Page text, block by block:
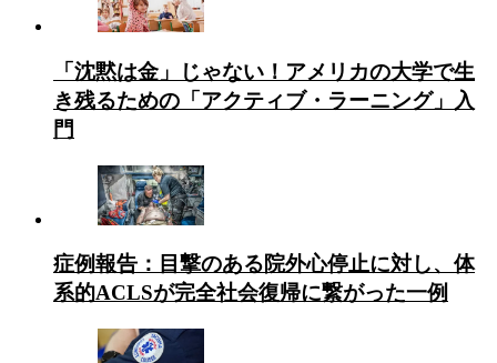
「沈黙は金」じゃない！アメリカの大学で生
き残るための「アクティブ・ラーニング」入
門
症例報告：目撃のある院外心停止に対し、体
系的ACLSが完全社会復帰に繋がった一例